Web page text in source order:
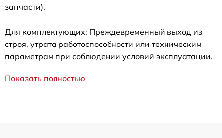
запчасти).
Для комплектующих: Преждевременный выход из
строя, утрата работоспособности или техническим
параметрам при соблюдении условий эксплуатации.
Показать полностью